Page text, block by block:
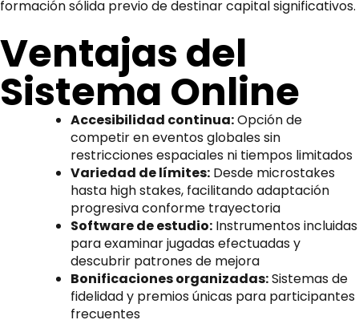
formación sólida previo de destinar capital significativos.
Ventajas del
Sistema Online
Accesibilidad continua:Opción de
competir en eventos globales sin
restricciones espaciales ni tiempos limitados
Variedad de límites: Desde microstakes
hasta high stakes, facilitando adaptación
progresiva conforme trayectoria
Software de estudio: Instrumentos incluidas
para examinar jugadas efectuadas y
descubrir patrones de mejora
Bonificaciones organizadas:Sistemas de
fidelidad y premios únicas para participantes
frecuentes